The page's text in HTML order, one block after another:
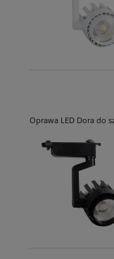
Oprawa LED Dora do